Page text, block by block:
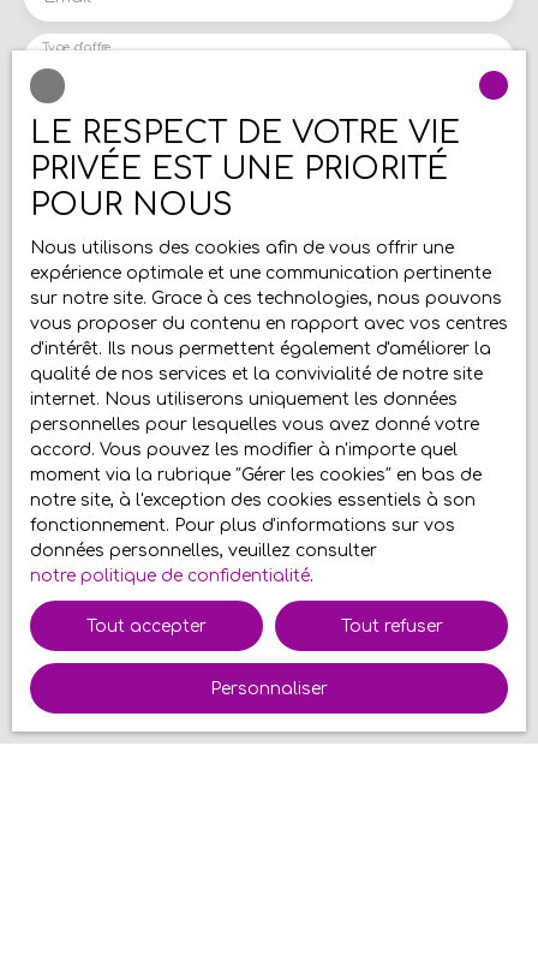
Vente
Type d'offre
Maison
Lallaing (59167)
Localisation
Budget max (€)
Surface min (m²)
Pièces min
J'accepte le traitement de mes données
personnelles conformément au RGPD. Si vous ne
souhaitez pas faire l'objet de prospection
commerciale par voie téléphonique, vous pouvez
vous inscrire gratuitement sur la liste d'opposition
au démarchage téléphonique, prévu par l'article
L223-1 du code de la consommation, sur le site
Internet www.bloctel.gouv.fr ou par courrier
adressé à :
Société Worldline, Service Bloctel, CS 61311, 41013
BLOIS CEDEX.
LE RESPECT DE VOTRE VIE
PRIVÉE EST UNE PRIORITÉ
POUR NOUS
Nous utilisons des cookies afin de vous offrir une
expérience optimale et une communication pertinente
sur notre site. Grace à ces technologies, nous pouvons
vous proposer du contenu en rapport avec vos centres
d'intérêt. Ils nous permettent également d'améliorer la
qualité de nos services et la convivialité de notre site
internet. Nous utiliserons uniquement les données
personnelles pour lesquelles vous avez donné votre
accord. Vous pouvez les modifier à n'importe quel
moment via la rubrique ″Gérer les cookies″ en bas de
notre site, à l'exception des cookies essentiels à son
fonctionnement. Pour plus d'informations sur vos
données personnelles, veuillez consulter
notre politique de confidentialité.
Tout accepter Tout refuser
Personnaliser